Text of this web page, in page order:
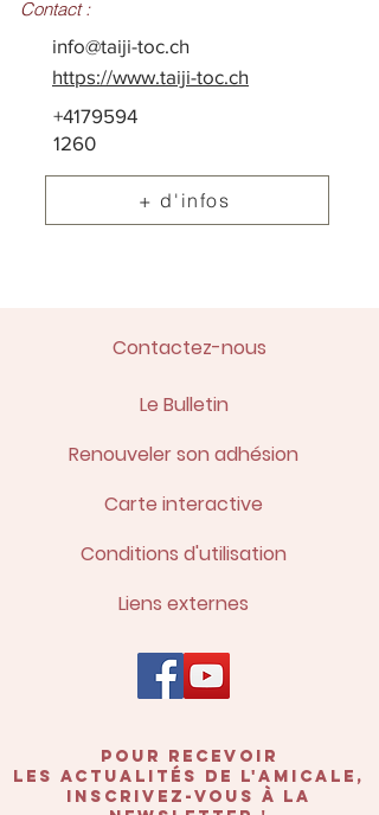
Contact :
info@taiji-toc.ch
https://www.taiji-toc.ch
+4179594
1260
+ d'infos
Contactez-nous
Le Bulletin
Renouveler son adhésion
Carte interactive
Conditions d'utilisation
Liens externes
POUR recevoir
les actualités de l'amicale,
inscrivez-vous à la